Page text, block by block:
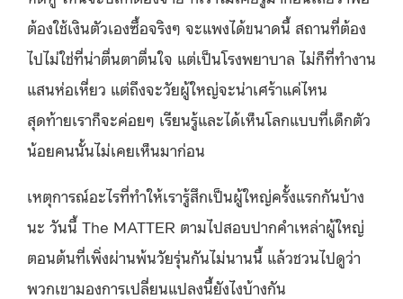
ต้องใช้เงินตัวเองซื้อจริงๆ จะแพงได้ขนาดนี้ สถานที่ต้อง
ไปไม่ใช่ที่น่าตื่นตาตื่นใจ แต่เป็นโรงพยาบาล ไม่ก็ที่ทำงาน
แสนห่อเหี่ยว แต่ถึงจะวัยผู้ใหญ่จะน่าเศร้าแค่ไหน
สุดท้ายเราก็จะค่อยๆ เรียนรู้และได้เห็นโลกแบบที่เด็กตัว
น้อยคนนั้นไม่เคยเห็นมาก่อน
เหตุการณ์อะไรที่ทำให้เรารู้สึกเป็นผู้ใหญ่ครั้งแรกกันบ้าง
นะ วันนี้ The MATTER ตามไปสอบปากคำเหล่าผู้ใหญ่
ตอนต้นที่เพิ่งผ่านพ้นวัยรุ่นกันไม่นานนี้ แล้วชวนไปดูว่า
พวกเขามองการเปลี่ยนแปลงนี้ยังไงบ้างกัน